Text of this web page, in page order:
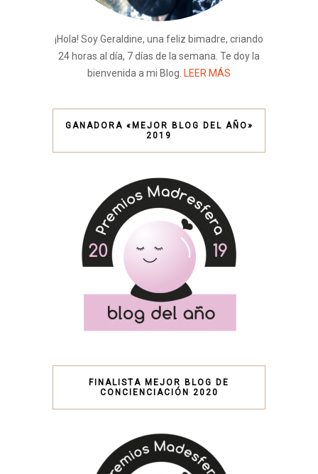
¡Hola! Soy Geraldine, una feliz bimadre, criando
24 horas al día, 7 días de la semana. Te doy la
bienvenida a mi Blog. LEER MÁS
GANADORA «MEJOR BLOG DEL AÑO»
2019
FINALISTA MEJOR BLOG DE
CONCIENCIACIÓN 2020